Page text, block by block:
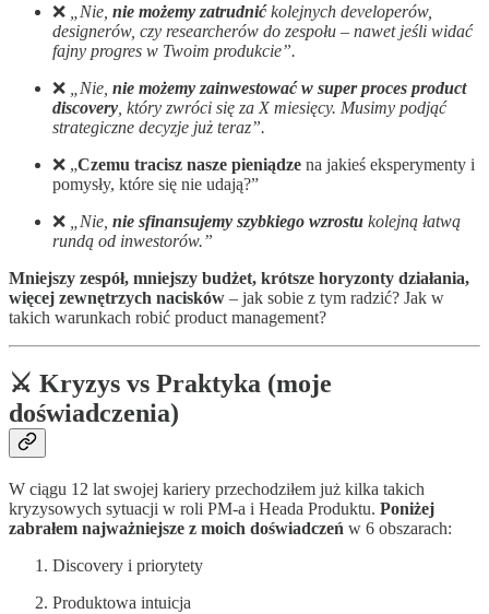
❌ „Nie, nie możemy zatrudnićkolejnych developerów,
designerów, czy researcherów do zespołu – nawet jeśli widać
fajny progres w Twoim produkcie”.
❌ „Nie, nie możemy zainwestować w super proces product
discovery , który zwróci się za X miesięcy. Musimy podjąć
strategiczne decyzje już teraz”.
❌ „Czemu tracisz nasze pieniądze na jakieś eksperymenty i
pomysły, które się nie udają?”
❌ „Nie, nie sfinansujemy szybkiego wzrostu kolejną łatwą
rundą od inwestorów.”
Mniejszy zespół, mniejszy budżet, krótsze horyzonty działania,
więcej zewnętrzych nacisków – jak sobie z tym radzić? Jak w
takich warunkach robić product management?
⚔️ Kryzys vs Praktyka (moje
doświadczenia)
W ciągu 12 lat swojej kariery przechodziłem już kilka takich
kryzysowych sytuacji w roli PM-a i Heada Produktu. Poniżej
zabrałem najważniejsze z moich doświadczeń w 6 obszarach:
Discovery i priorytety
Produktowa intuicja